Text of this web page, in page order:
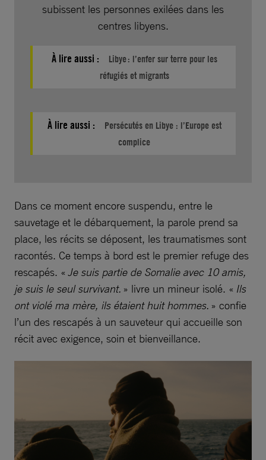
subissent les personnes exilées dans les
centres libyens.
À lire aussi :
Libye : l’enfer sur terre pour les
réfugiés et migrants
À lire aussi :
Persécutés en Libye : l’Europe est
complice
Dans ce moment encore suspendu, entre le
sauvetage et le débarquement, la parole prend sa
place, les récits se déposent, les traumatismes sont
racontés. Ce temps à bord est le premier refuge des
rescapés. « Je suis partie de Somalie avec 10 amis,
je suis le seul survivant. » livre un mineur isolé. « Ils
ont violé ma mère, ils étaient huit hommes. » confie
l’un des rescapés à un sauveteur qui accueille son
récit avec exigence, soin et bienveillance.